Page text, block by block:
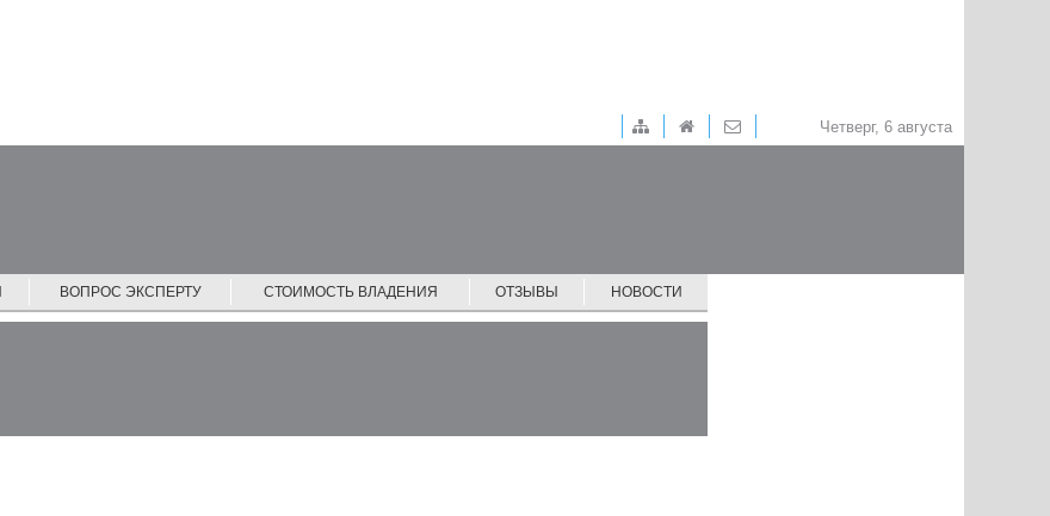
Четверг, 6 августа
ВОПРОС ЭКСПЕРТУ СТОИМОСТЬ ВЛАДЕНИЯ ОТЗЫВЫ НОВОСТИ